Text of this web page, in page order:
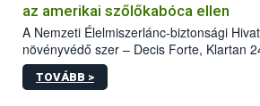
az amerikai szőlőkabóca ellen
A Nemzeti Élelmiszerlánc-biztonsági
növényvédő szer – Decis Forte, Klartan
engedélyokiratát módosította, így azok a
egészen a vesszőérettség (BBCH 91)
TOVÁBB >